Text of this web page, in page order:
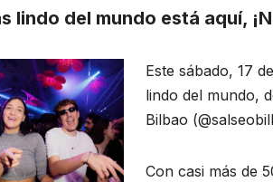
lindo del mundo está aquí,
Este sábado, 17
lindo del mundo,
Bilbao
Con casi más de